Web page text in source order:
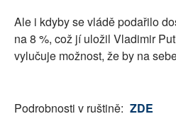
Ale i kdyby se vládě podařilo
na 8 %, což jí uložil Vladimir
vylučuje možnost, že by na
Podrobnosti v ruštině: ZDE